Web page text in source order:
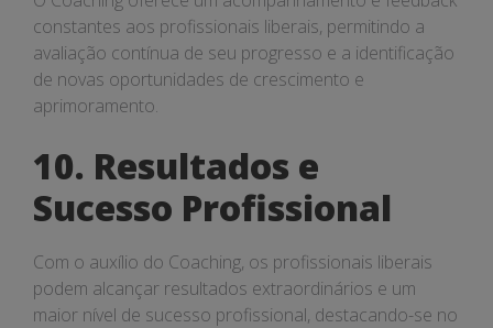
constantes aos profissionais liberais, permitindo a
avaliação contínua de seu progresso e a identificação
de novas oportunidades de crescimento e
aprimoramento.
10. Resultados e
Sucesso Profissional
Com o auxílio do Coaching, os profissionais liberais
podem alcançar resultados extraordinários e um
maior nível de sucesso profissional, destacando-se no